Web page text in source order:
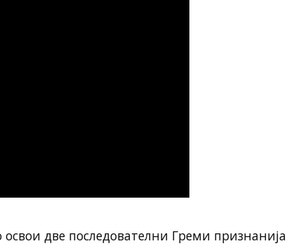
две последователни Греми признанија